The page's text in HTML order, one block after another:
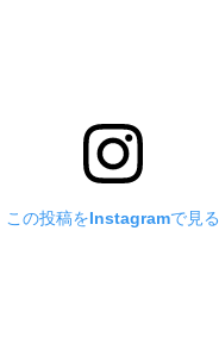
この投稿をInstagramで見る